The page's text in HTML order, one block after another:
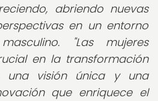
abriendo nuevas
en un entorno
"Las mujeres
en la transformación
una visión única y una
que enriquece el